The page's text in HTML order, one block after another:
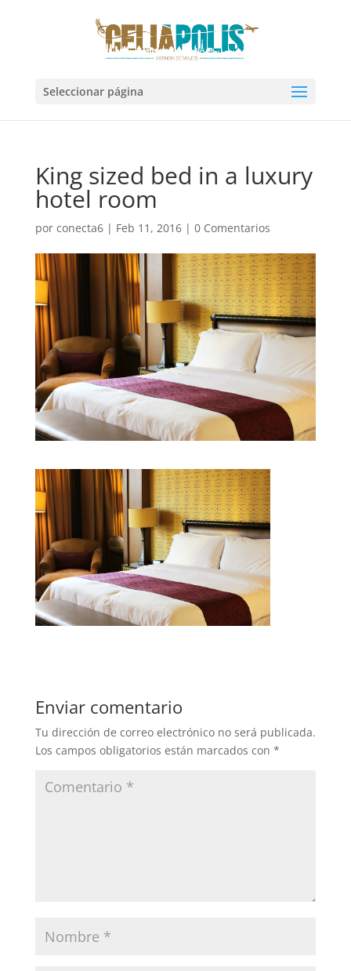
Seleccionar página
King sized bed in a luxury
hotel room
por conecta6| Feb 11, 2016| 0 Comentarios
Enviar comentario
Tu dirección de correo electrónico no será publicada.
Los campos obligatorios están marcados con *